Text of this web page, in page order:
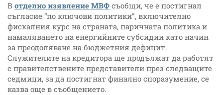
В отделно изявление МВФ съобщи, че е постигнал
съгласие “по ключови политики”, включително
фискалния курс на страната, паричната политика и
намаляването на енергийните субсидии като начин
за преодоляване на бюджетния дефицит.
Служителите на кредитора ще продължат да работят
с правителствените представители през следващите
седмици, за да постигнат финално споразумение, се
казва още в съобщението.